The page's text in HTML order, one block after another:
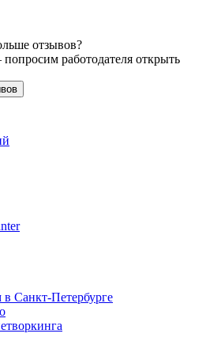
отзывов?
работодателя открыть
Санкт-Петербурге